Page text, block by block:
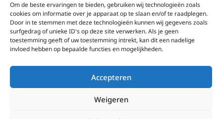
Om de beste ervaringen te bieden, gebruiken wij technologieën zoals
cookies om informatie over je apparaat op te slaan en/of te raadplegen.
Door in te stemmen met deze technologieën kunnen wij gegevens zoals
surfgedrag of unieke ID's op deze site verwerken. Als je geen
toestemming geeft of uw toestemming intrekt, kan dit een nadelige
invloed hebben op bepaalde functies en mogelijkheden.
Accepteren
Weigeren
EWTN-Team
Organisatiegegevens
Doneren
EWTN wordt uitsluitend gefinancierd door uw donaties.
Wij ontvangen bewust geen advertentie-inkomsten of